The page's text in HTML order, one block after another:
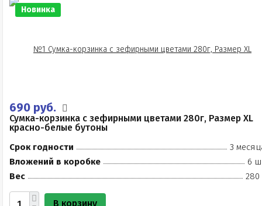
Новинка
690 руб.
Сумка-корзинка с зефирными цветами 280г, Размер XL
красно-белые бутоны
Срок годности
3
Вложений в коробке
6
Вес
280
В корзину